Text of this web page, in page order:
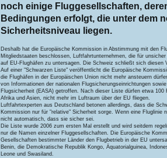
noch einige Fluggesellschaften,
Bedingungen erfolgt, die unter dem
Sicherheitsniveau liegen.
Deshalb hat die Europäische Kommission in Abstimmung mit den
Mitgliedstaaten beschlossen, Luftfahrtunternehmen, die für
auf EU-Flughäfen zu untersagen. Die Schweiz schließt sich diesen
Auf einer "Schwarzen Liste" veröffentlicht die Europäische
die Flughäfen in der Europäischen Union nicht mehr ansteuern
von Informationen der nationalen Flugsicherungseinrichtungen
Flugsicherheit (EASA) getroffen. Nach dieser Liste dürfen etwa
Afrika und Asien, nicht mehr im Luftraum über der EU fliegen.
Luftfahrtexperten aus Deutschland betonen allerdings, dass die
Kommission nur für "relative" Sicherheit sorge. Wenn eine Fluglinie
nicht automatisch, dass sie sicher sei.
Die Liste wurde 2006 zum ersten Mal erstellt und wird seitdem
nur die Namen einzelner Fluggesellschaften. Die Europäische
Gesellschaften bestimmter Länder den Flugbetrieb in der EU
Benin, die Demokratische Republik Kongo, Äquatorialguinea,
Leone und Swasiland.